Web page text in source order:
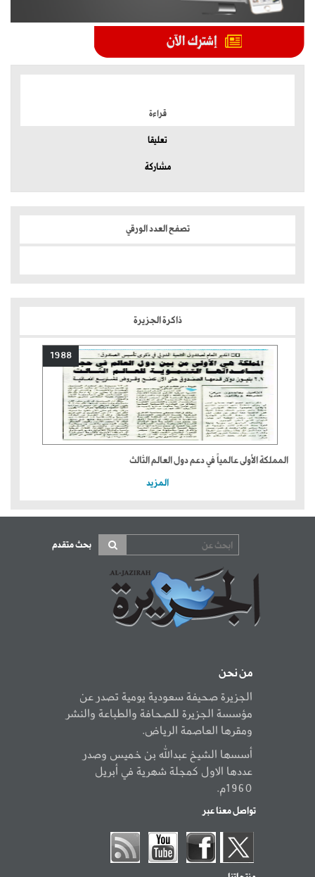
قراءة
تعليقا
مشاركة
تصفح العدد الورقي
ذاكرة الجزيرة
1988
المملكة الأولى عالمياً في دعم دول العالم الثالث
المزيد
بحث متقدم
من نحن
الجزيرة صحيفة سعودية يومية تصدر عن
مؤسسة الجزيرة للصحافة والطباعة والنشر
ومقرها العاصمة الرياض.
أسسها الشيخ عبدالله بن خميس وصدر
عددها الاول كمجلة شهرية في أبريل
1960م.
تواصل معنا عبر